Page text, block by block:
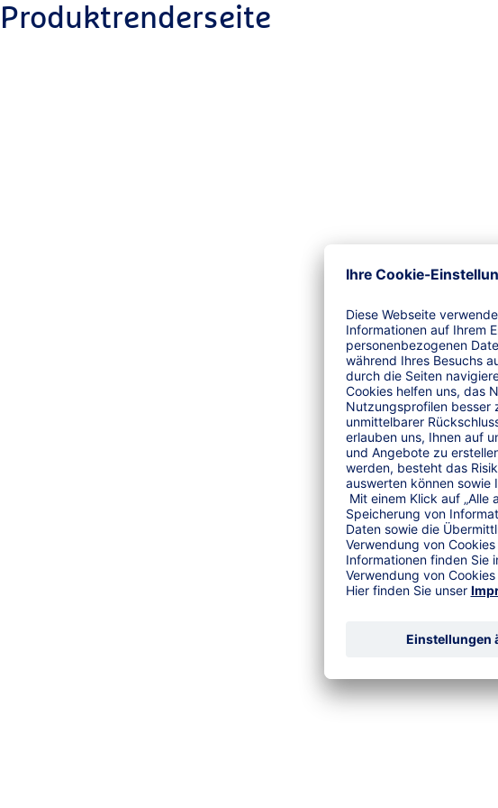
Produktrenderseite